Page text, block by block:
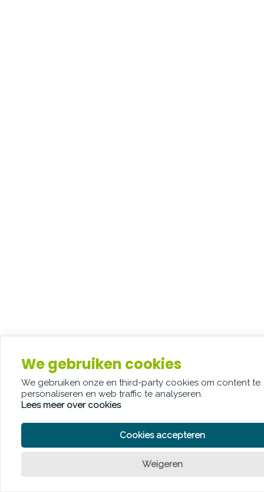
We gebruiken cookies
We gebruiken onze en third-party cookies om content te
personaliseren en web traffic te analyseren.
Lees meer over cookies
Cookies accepteren
Weigeren